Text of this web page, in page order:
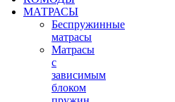
МАТРАСЫ
Беспружинные
матрасы
Матрасы
с
зависимым
блоком